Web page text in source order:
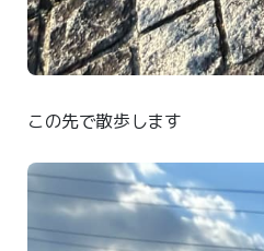
この先で散歩します